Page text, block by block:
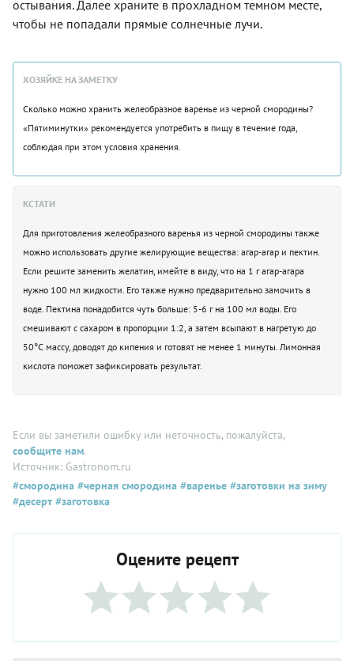
остывания. Далее храните в прохладном темном месте,
чтобы не попадали прямые солнечные лучи.
ХОЗЯЙКЕ НА ЗАМЕТКУ
Сколько можно хранить желеобразное варенье из черной смородины?
«Пятиминутки» рекомендуется употребить в пищу в течение года,
соблюдая при этом условия хранения.
КСТАТИ
Для приготовления желеобразного варенья из черной смородины также
можно использовать другие желирующие вещества: агар-агар и пектин.
Если решите заменить желатин, имейте в виду, что на 1 г агар-агара
нужно 100 мл жидкости. Его также нужно предварительно замочить в
воде. Пектина понадобится чуть больше: 5-6 г на 100 мл воды. Его
смешивают с сахаром в пропорции 1:2, а затем всыпают в нагретую до
50°С массу, доводят до кипения и готовят не менее 1 минуты. Лимонная
кислота поможет зафиксировать результат.
Если вы заметили ошибку или неточность, пожалуйста,
сообщите нам.
Источник: Gastronom.ru
#смородина #черная смородина #варенье #заготовки на зиму
#десерт #заготовка
Оцените рецепт